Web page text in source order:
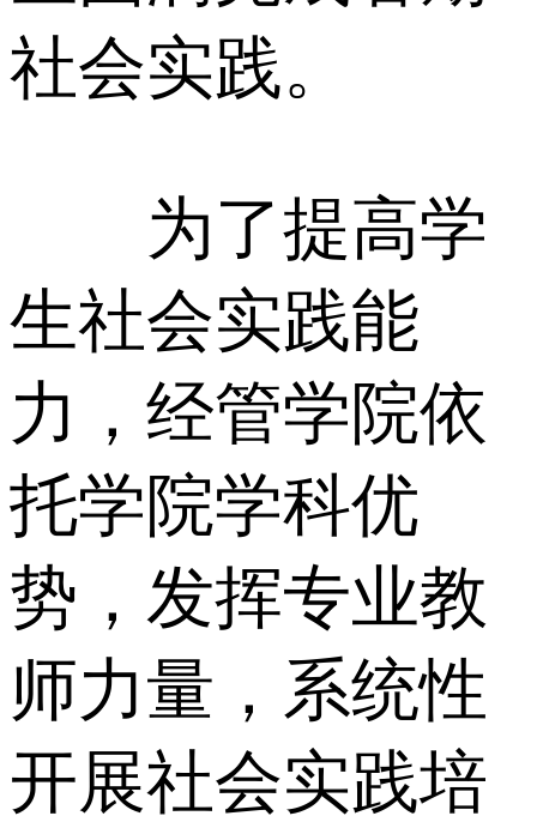
社会实践。
为了提高学
生社会实践能
力，经管学院依
托学院学科优
势，发挥专业教
师力量，系统性
开展社会实践培